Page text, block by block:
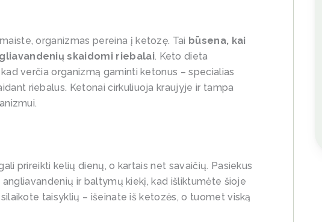
organizmas pereina į ketozę. Tai būsena, kai
skaidomi riebalai. Keto dieta
verčia organizmą gaminti ketonus – specialias
riebalus. Ketonai cirkuliuoja kraujyje ir tampa
prireikti kelių dienų, o kartais net savaičių. Pasiekus
ir baltymų kiekį, kad išliktumėte šioje
taisyklių – išeinate iš ketozės, o tuomet viską